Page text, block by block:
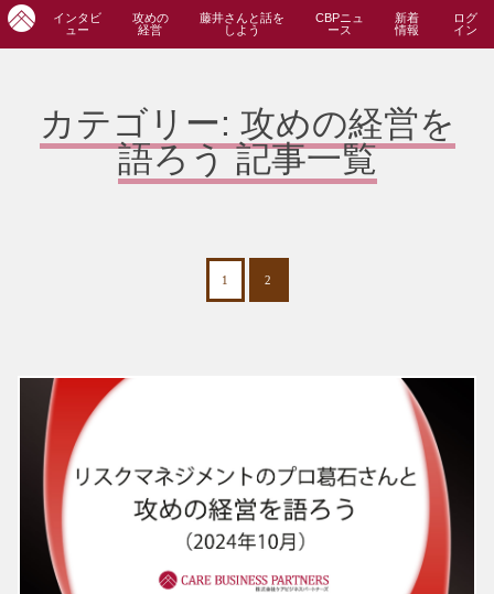
インタビ
ュー
攻めの
経営
藤井さんと話を
しよう
CBPニュ
ース
新着
情報
ログ
イン
カテゴリー: 攻めの経営を
語ろう記事一覧
1 2